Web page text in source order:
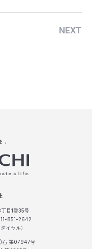
NEXT
目1番35号
851-2642
イヤル）
石 第07947号